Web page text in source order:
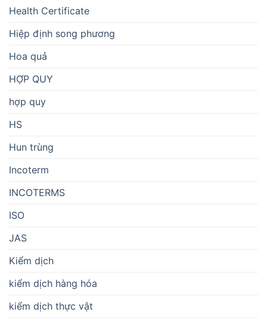
Health Certificate
Hiệp định song phương
Hoa quả
HỢP QUY
hợp quy
HS
Hun trùng
Incoterm
INCOTERMS
ISO
JAS
Kiểm dịch
kiểm dịch hàng hóa
kiểm dịch thực vật